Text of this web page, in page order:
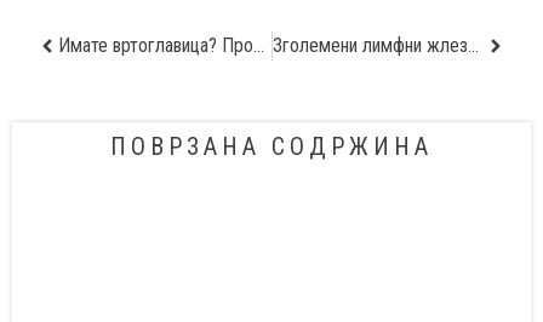
Имате вртоглавица? Проверете ја состојбата на внатрешното уво Зголемени лимфни жлезди во детска возраст
ПОВРЗАНА СОДРЖИНА